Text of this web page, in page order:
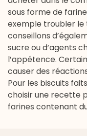
sous forme de
exemple troubler le
conseillons
sucre ou d’agents
l’appétence.
causer des
Pour les biscuits
choisir une recette
farines contenant